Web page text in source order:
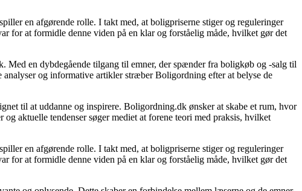
en afgørende rolle. I takt med, at boligpriserne stiger og reguleringer
for at formidle denne viden på en klar og forståelig måde, hvilket gør det
Med en dybdegående tilgang til emner, der spænder fra boligkøb og -salg til
og informative artikler stræber Boligordning efter at belyse de
til at uddanne og inspirere. Boligordning.dk ønsker at skabe et rum, hvor
aktuelle tendenser søger mediet at forene teori med praksis, hvilket
en afgørende rolle. I takt med, at boligpriserne stiger og reguleringer
for at formidle denne viden på en klar og forståelig måde, hvilket gør det